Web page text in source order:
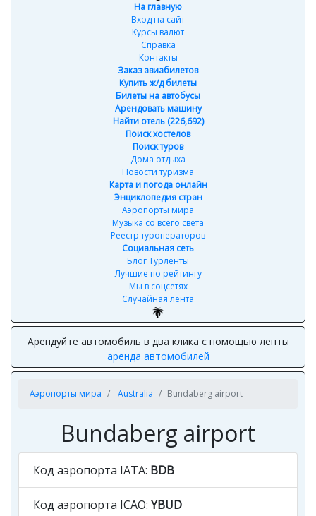
На главную
Вход на сайт
Курсы валют
Справка
Контакты
Заказ авиабилетов
Купить ж/д билеты
Билеты на автобусы
Арендовать машину
Найти отель (226,692)
Поиск хостелов
Поиск туров
Дома отдыха
Новости туризма
Карта и погода онлайн
Энциклопедия стран
Аэропорты мира
Музыка со всего света
Реестр туроператоров
Социальная сеть
Блог Турленты
Лучшие по рейтингу
Мы в соцсетях
Случайная лента
Арендуйте автомобиль в два клика с помощью ленты
аренда автомобилей
Аэропорты мира Australia Bundaberg airport
Bundaberg airport
Код аэропорта IATA: BDB
Код аэропорта ICAO: YBUD